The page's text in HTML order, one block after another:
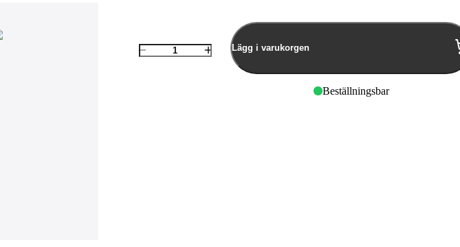
Antal
Lägg i varukorgen
Beställningsbar